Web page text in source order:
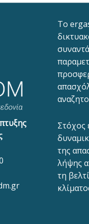
To
Στόχος
της
λήψης
τη